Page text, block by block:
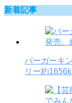
新着記事
バーガーキ
リー約